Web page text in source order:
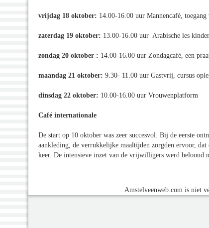
vrijdag 18 oktober: 14.00-16.00 uur Mannencafé,
zaterdag 19 oktober: 13.00-16.00 uur Arabische les
zondag 20 oktober : 14.00-16.00 uur Zondagcafé, een
maandag 21 oktober: 9.30- 11.00 uur Gastvrij, cursus
dinsdag 22 oktober: 10.00-16.00 uur Vrouwenplatform
Café internationale
De start op 10 oktober was zeer succesvol. Bij de eerste
aankleding, de verrukkelijke maaltijden zorgden ervoor, dat
keer. De intensieve inzet van de vrijwilligers werd beloond
Amstelveenweb.com is niet